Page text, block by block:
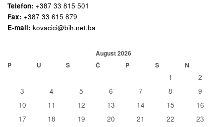
Telefon: +387 33 815 501
Fax: +387 33 615 879
E-mail: kovacici@bih.net.ba
August 2026
P
U S Č P S N
1
2
3
4 5 6 7 8
9
10
11 12 13 14 15
16
17
18 19 20 21 22
23